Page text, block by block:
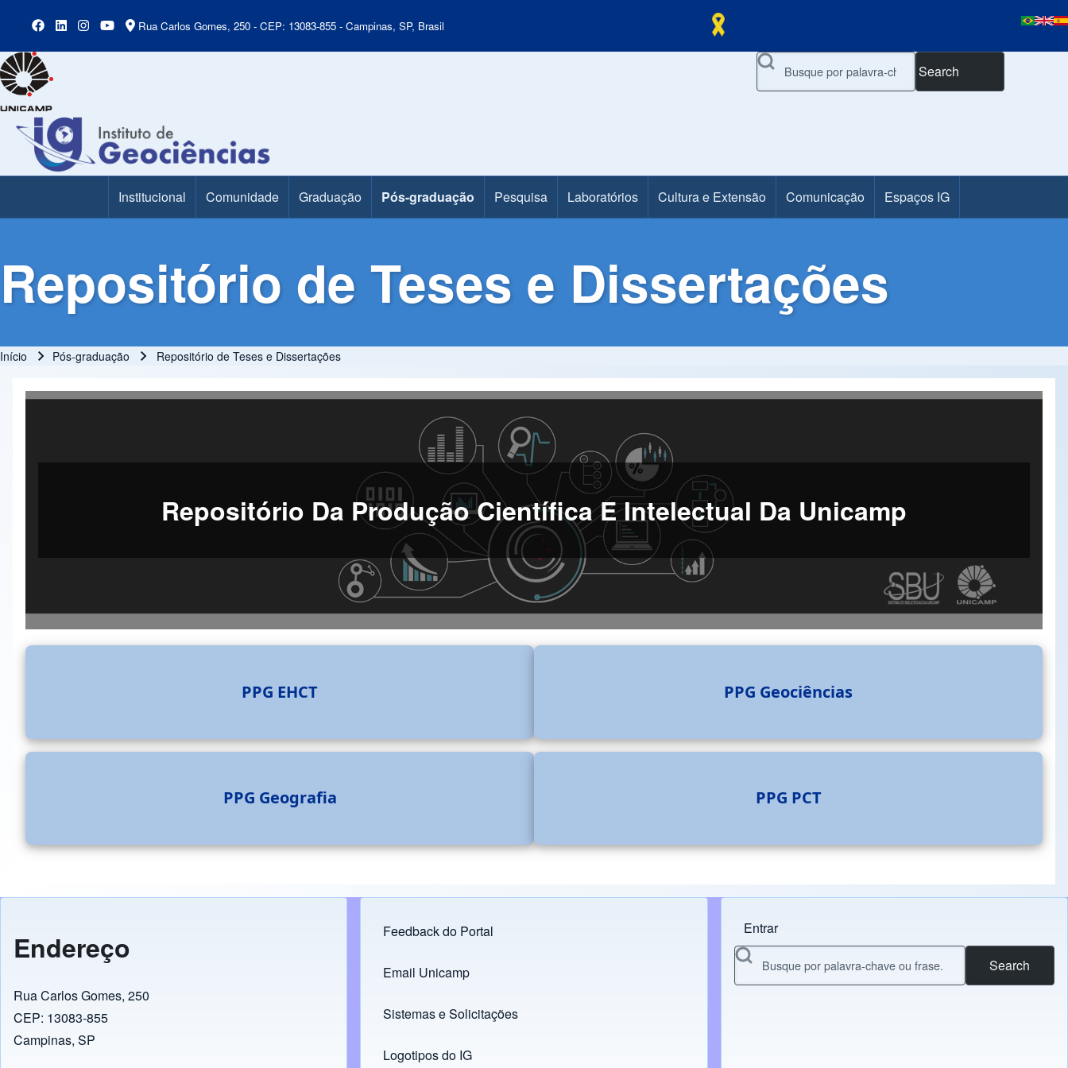
Rua Carlos Gomes, 250 - CEP: 13083-855 - Campinas, SP, Brasil
Search
Main MenuInstitucional Comunidade Graduação Pós-graduação Pesquisa Laboratórios Cultura e Extensão Comunicação Espaços IG
Repositório de Teses e Dissertações
Trilha de navegação
Início Pós-graduação Repositório de Teses e Dissertações
Repositório Da Produção Científica E Intelectual Da Unicamp
PPG EHCT PPG Geociências
PPG Geografia PPG PCT
Endereço
Rua Carlos Gomes, 250
CEP: 13083-855
Campinas, SP
Footer menu
Feedback do Portal
Links
Email Unicamp
(opens in new tab)
Sistemas e Solicitações
(opens in new tab)
Logotipos do IG
(opens in new tab)
Menu do usuário
Entrar
Search